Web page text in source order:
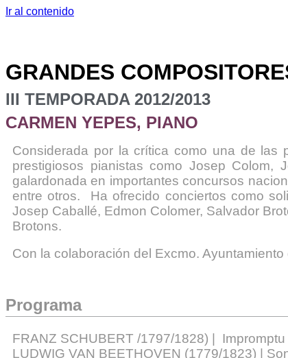
Ir al contenido
GRANDES
III TEMPORADA 2012/2013
CARMEN YEPES, PIANO
Considerada por la crítica como una de las
prestigiosos pianistas como Josep
galardonada en importantes concursos
entre otros. Ha ofrecido conciertos como
Josep Caballé, Edmon Colomer, Salvador
Brotons.
Con la colaboración del Excmo. Ayuntamiento
Programa
FRANZ SCHUBERT /1797/1828) |
LUDWIG VAN BEETHOVEN (1779/1823) |